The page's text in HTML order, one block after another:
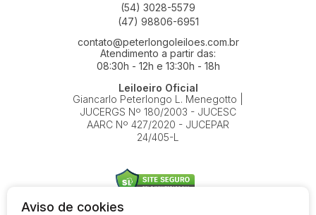
(54) 3028-5579
(47) 98806-6951
contato@peterlongoleiloes.com.br
Atendimento a partir das:
08:30h - 12h e 13:30h - 18h
Leiloeiro Oficial
Giancarlo Peterlongo L. Menegotto |
JUCERGS Nº 180/2003 - JUCESC
AARC Nº 427/2020 - JUCEPAR
24/405-L
Aviso de cookies